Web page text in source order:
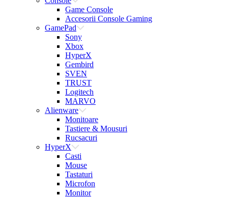
Game Console
Accesorii Console Gaming
GamePad
Sony
Xbox
HyperX
Gembird
SVEN
TRUST
Logitech
MARVO
Alienware
Monitoare
Tastiere & Mousuri
Rucsacuri
HyperX
Casti
Mouse
Tastaturi
Microfon
Monitor